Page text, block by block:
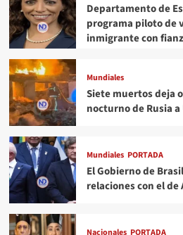
Departamento de
programa piloto de
inmigrante con
Mundiales
Siete muertos deja
nocturno de Rusia a
Mundiales PORTADA
El Gobierno de
relaciones con el
Nacionales PORTADA